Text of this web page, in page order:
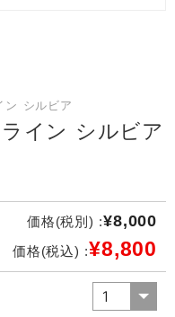
ン シルビア
イン シルビア
価格(税別) :¥8,000
価格(税込) :¥8,800